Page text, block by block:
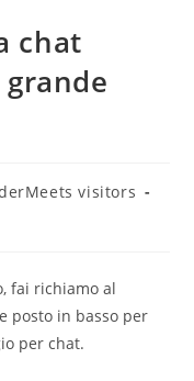
chat
visitors
fai richiamo al
posto in basso per
per chat.